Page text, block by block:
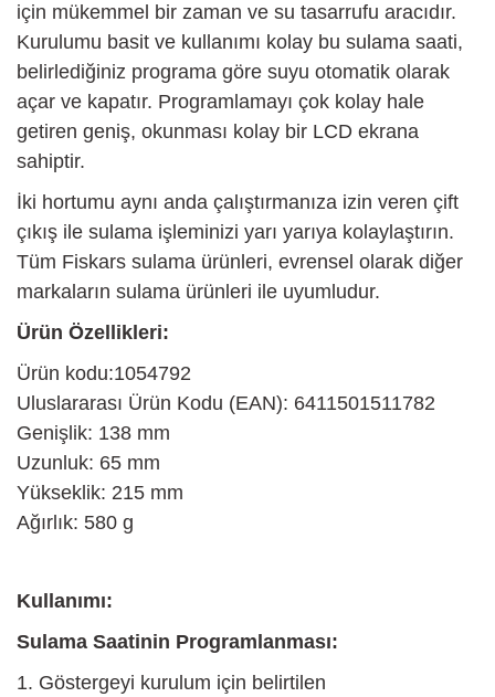
için mükemmel bir zaman ve su tasarrufu aracıdır.
Kurulumu basit ve kullanımı kolay bu sulama saati,
belirlediğiniz programa göre suyu otomatik olarak
açar ve kapatır. Programlamayı çok kolay hale
getiren geniş, okunması kolay bir LCD ekrana
sahiptir.
İki hortumu aynı anda çalıştırmanıza izin veren çift
çıkış ile sulama işleminizi yarı yarıya kolaylaştırın.
Tüm Fiskars sulama ürünleri, evrensel olarak diğer
markaların sulama ürünleri ile uyumludur.
Ürün Özellikleri:
Ürün kodu:1054792
Uluslararası Ürün Kodu (EAN): 6411501511782
Genişlik: 138 mm
Uzunluk: 65 mm
Yükseklik: 215 mm
Ağırlık: 580 g
Kullanımı:
Sulama Saatinin Programlanması:
1. Göstergeyi kurulum için belirtilen